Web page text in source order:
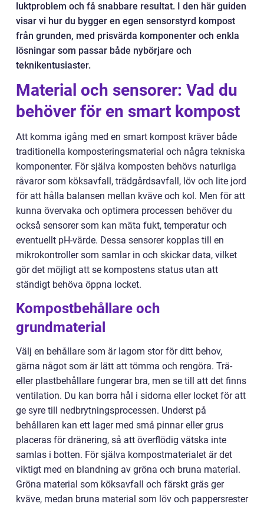
luktproblem och få snabbare resultat. I den här guiden
visar vi hur du bygger en egen sensorstyrd kompost
från grunden, med prisvärda komponenter och enkla
lösningar som passar både nybörjare och
teknikentusiaster.
Material och sensorer: Vad du
behöver för en smart kompost
Att komma igång med en smart kompost kräver både
traditionella komposteringsmaterial och några tekniska
komponenter. För själva komposten behövs naturliga
råvaror som köksavfall, trädgårdsavfall, löv och lite jord
för att hålla balansen mellan kväve och kol. Men för att
kunna övervaka och optimera processen behöver du
också sensorer som kan mäta fukt, temperatur och
eventuellt pH-värde. Dessa sensorer kopplas till en
mikrokontroller som samlar in och skickar data, vilket
gör det möjligt att se kompostens status utan att
ständigt behöva öppna locket.
Kompostbehållare och
grundmaterial
Välj en behållare som är lagom stor för ditt behov,
gärna något som är lätt att tömma och rengöra. Trä-
eller plastbehållare fungerar bra, men se till att det finns
ventilation. Du kan borra hål i sidorna eller locket för att
ge syre till nedbrytningsprocessen. Underst på
behållaren kan ett lager med små pinnar eller grus
placeras för dränering, så att överflödig vätska inte
samlas i botten. För själva kompostmaterialet är det
viktigt med en blandning av gröna och bruna material.
Gröna material som köksavfall och färskt gräs ger
kväve, medan bruna material som löv och pappersrester